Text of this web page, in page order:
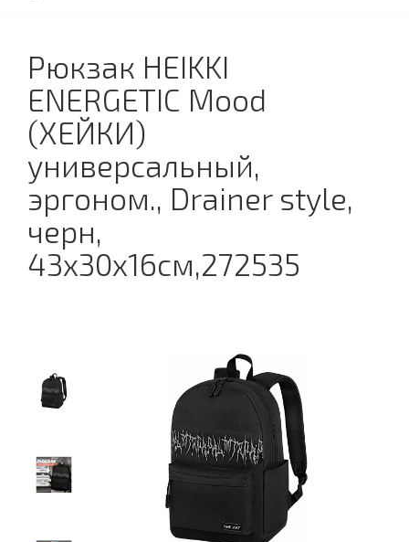
Рюкзак HEIKKI
ENERGETIC Mood
(ХЕЙКИ)
универсальный,
эргоном., Drainer style,
черн,
43х30х16см,272535